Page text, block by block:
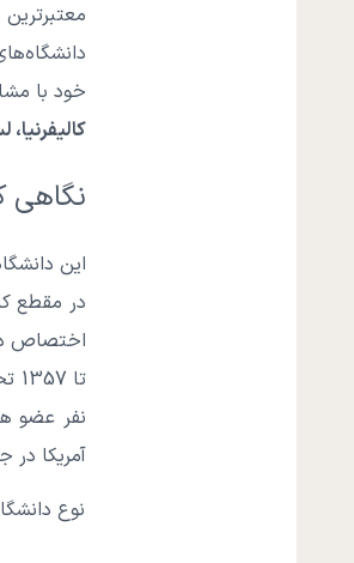
خود با
نگاهی
اختصاص
نفر عضو
آمریکا
نوع